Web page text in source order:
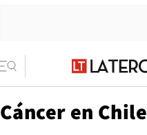
Cáncer en Chile